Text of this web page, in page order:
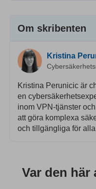
Om skribenten
Kristina
Kristina Perunicic är
en
inom VPN-tjänster
att göra komplexa
och tillgängliga för
Var den